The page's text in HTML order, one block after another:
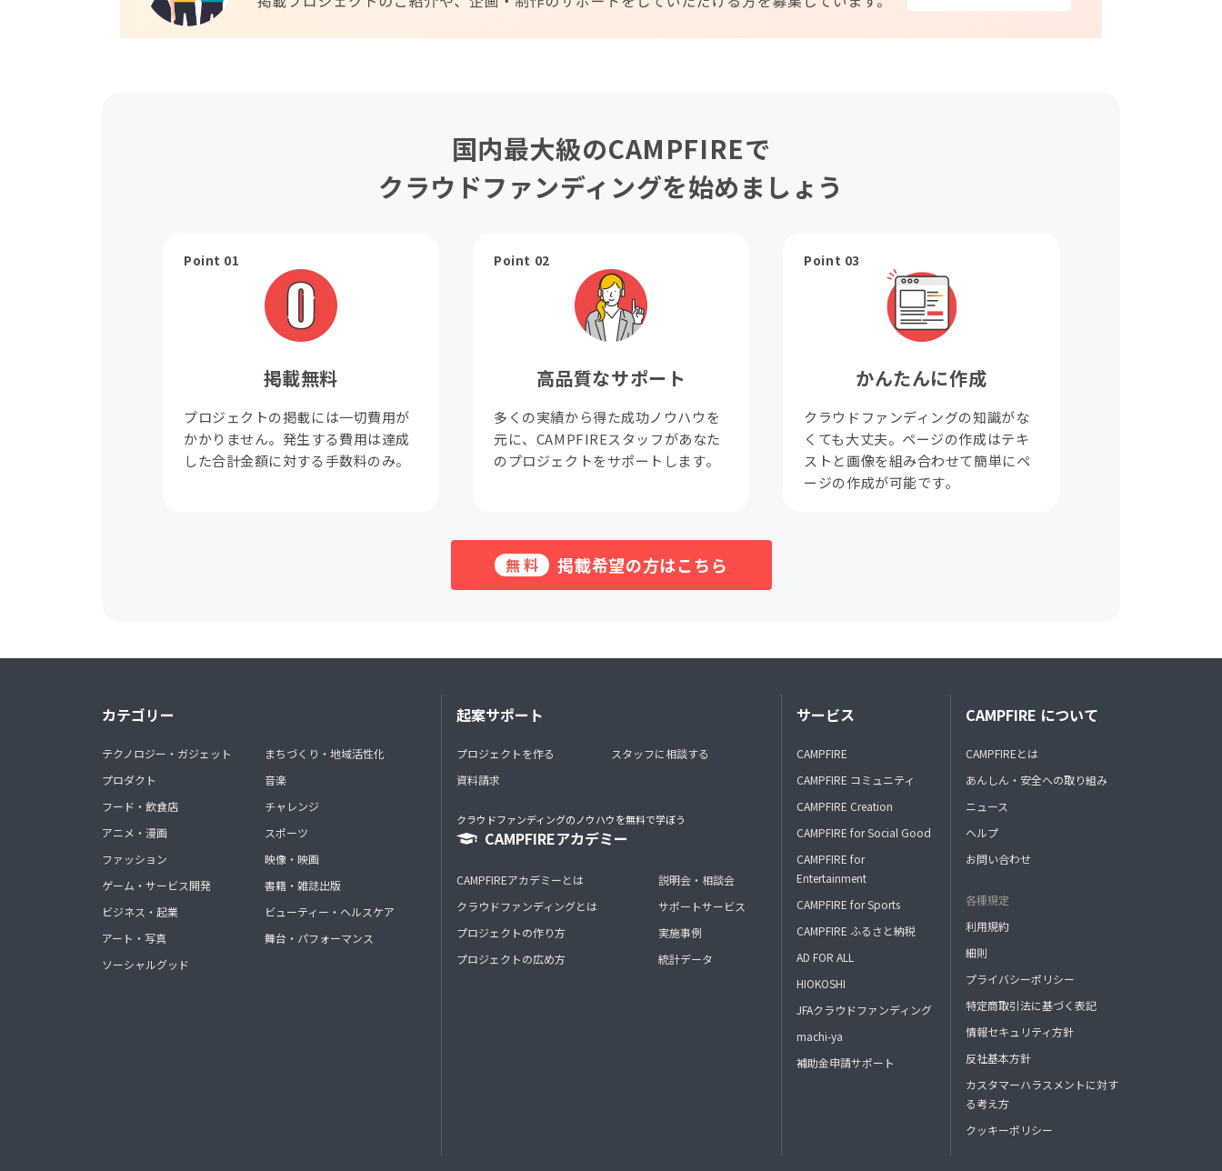
国内最大級のCAMPFIREで
クラウドファンディングを始めましょう
Point 01
掲載無料
プロジェクトの掲載には一切費用が
かかりません。発生する費用は達成
した合計金額に対する手数料のみ。
Point 02
高品質なサポート
多くの実績から得た成功ノウハウを
元に、CAMPFIREスタッフがあなた
のプロジェクトをサポートします。
Point 03
かんたんに作成
クラウドファンディングの知識がな
くても大丈夫。ページの作成はテキ
ストと画像を組み合わせて簡単にペ
ージの作成が可能です。
無料 掲載希望の方はこちら
カテゴリー
テクノロジー・ガジェット
プロダクト
フード・飲食店
アニメ・漫画
ファッション
ゲーム・サービス開発
ビジネス・起業
アート・写真
ソーシャルグッド
まちづくり・地域活性化
音楽
チャレンジ
スポーツ
映像・映画
書籍・雑誌出版
ビューティー・ヘルスケア
舞台・パフォーマンス
起案サポート
プロジェクトを作る
資料請求
スタッフに相談する
クラウドファンディングのノウハウを無料で学ぼう
CAMPFIREアカデミー
CAMPFIREアカデミーとは
クラウドファンディングとは
プロジェクトの作り方
プロジェクトの広め方
説明会・相談会
サポートサービス
実施事例
統計データ
サービス
CAMPFIRE
CAMPFIRE コミュニティ
CAMPFIRE Creation
CAMPFIRE for Social Good
CAMPFIRE for
Entertainment
CAMPFIRE for Sports
CAMPFIRE ふるさと納税
AD FOR ALL
HIOKOSHI
JFAクラウドファンディング
machi-ya
補助金申請サポート
CAMPFIRE について
CAMPFIREとは
あんしん・安全への取り組み
ニュース
ヘルプ
お問い合わせ
各種規定
利用規約
細則
プライバシーポリシー
特定商取引法に基づく表記
情報セキュリティ方針
反社基本方針
カスタマーハラスメントに対す
る考え方
クッキーポリシー